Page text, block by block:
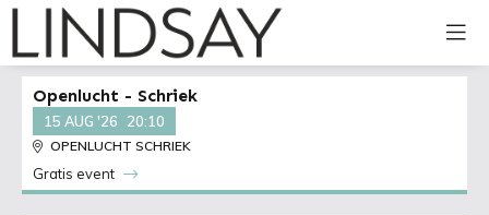
Openlucht - Schriek
15 AUG '26 20:10
OPENLUCHT SCHRIEK
Gratis event